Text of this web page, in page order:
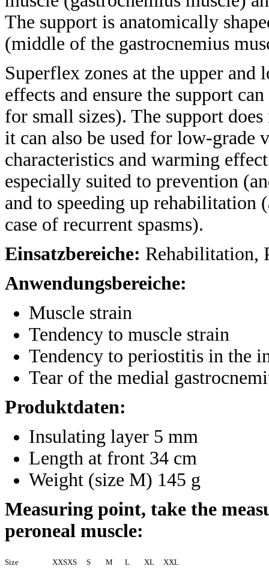
The support is anatomically
(middle of the gastrocnemius
Superflex zones at the upper
effects and ensure the support
for small sizes). The support
it can also be used for low-grade
characteristics and warming
especially suited to prevention
and to speeding up rehabilitation
case of recurrent spasms).
Einsatzbereiche: Rehabilitation,
Anwendungsbereiche:
Muscle strain
Tendency to muscle strain
Tendency to periostitis in the
Tear of the medial
Produktdaten:
Insulating layer 5 mm
Length at front 34 cm
Weight (size M) 145 g
Measuring point, take the
peroneal muscle:
Size XXSXS S M L XL XXL